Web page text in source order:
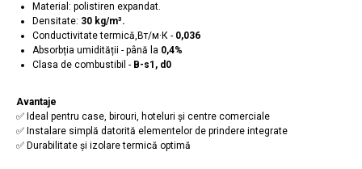
Material: polistiren expandat.
Densitate: 30 kg/m³.
Conductivitate termică,Вт/м·К - 0,036
Absorbția umidității - până la 0,4%
Clasa de combustibil - B-s1, d0
Avantaje
✅ Ideal pentru case, birouri, hoteluri și centre comerciale
✅ Instalare simplă datorită elementelor de prindere integrate
✅ Durabilitate și izolare termică optimă